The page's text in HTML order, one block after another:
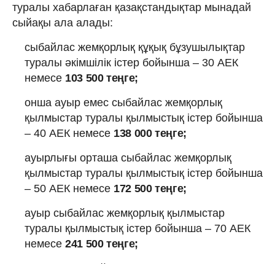
туралы хабарлаған қазақстандықтар мынадай
сыйақы ала алады:
сыбайлас жемқорлық құқық бұзушылықтар
туралы әкімшілік істер бойынша – 30 АЕК
немесе 103 500 теңге;
онша ауыр емес сыбайлас жемқорлық
қылмыстар туралы қылмыстық істер бойынша
– 40 АЕК немесе 138 000 теңге;
ауырлығы орташа сыбайлас жемқорлық
қылмыстар туралы қылмыстық істер бойынша
– 50 АЕК немесе 172 500 теңге;
ауыр сыбайлас жемқорлық қылмыстар
туралы қылмыстық істер бойынша – 70 АЕК
немесе 241 500 теңге;